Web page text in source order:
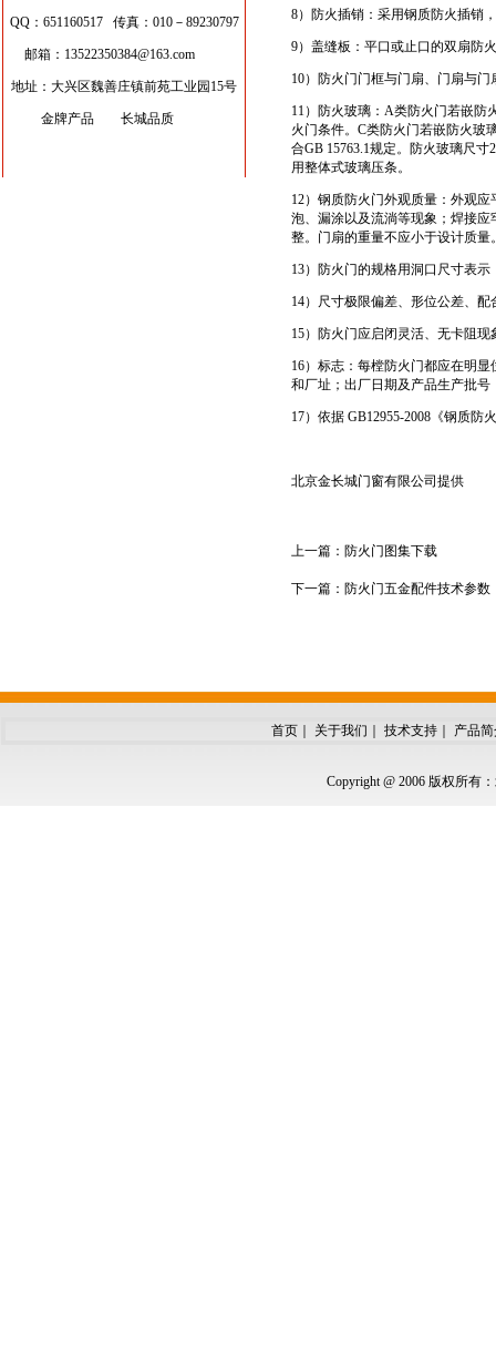
QQ：651160517 传真：010－89230797
邮箱： 13522350384@163.com
地址：大兴区魏善庄镇前苑工业园15号
金牌产品 长城品质
8）防火插销：采用钢质防火插销
9）盖缝板：平口或止口的双扇防
10）防火门门框与门扇、门扇与
11）防火玻璃：A类防火门若嵌防
火门条件。C类防火门若嵌防火玻
合GB 15763.1规定。防火玻璃尺
用整体式玻璃压条。
12）钢质防火门外观质量：外观
泡、漏涂以及流淌等现象；焊接
整。门扇的重量不应小于设计质量
13）防火门的规格用洞口尺寸表
14）尺寸极限偏差、形位公差、配
15）防火门应启闭灵活、无卡阻
16）标志：每樘防火门都应在明
和厂址；出厂日期及产品生产批号
17）依据 GB12955-2008《钢质
北京金长城门窗有限公司提供
上一篇： 防火门图集下载
下一篇： 防火门五金配件技术参数
首页｜ 关于我们 技术支持｜ 产品简
Copyright @ 2006 版权所有